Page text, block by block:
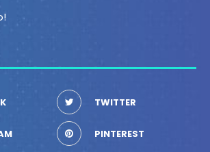
TWITTER
PINTEREST